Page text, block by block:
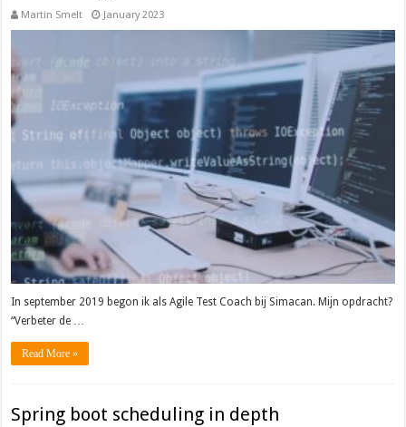
Martin Smelt January 2023
In september 2019 begon ik als Agile Test Coach bij Simacan. Mijn opdracht?
“Verbeter de …
Read More »
Spring boot scheduling in depth